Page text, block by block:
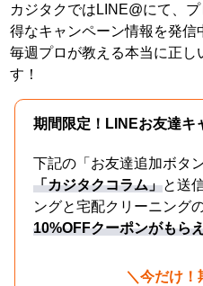
カジタクではLINE@にて、
得なキャンペーン情報を発信
毎週プロが教える本当に正し
す！
期間限定！LINEお友達キ
下記の「お友達追加ボタ
「カジタクコラム」と送
ングと宅配クリーニング
10%OFFクーポンがもら
＼今だけ！